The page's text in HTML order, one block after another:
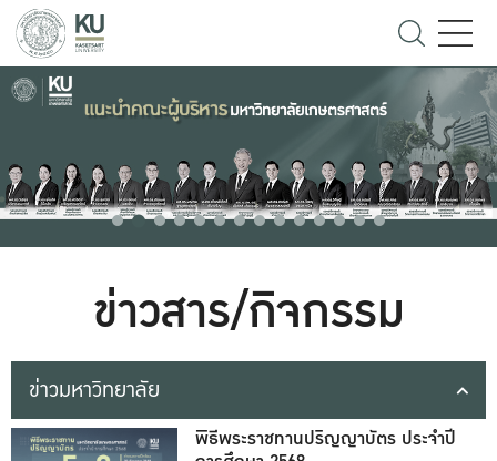
ข่าวสาร/กิจกรรม
ข่าวมหาวิทยาลัย
พิธีพระราชทานปริญญาบัตร ประจำปี